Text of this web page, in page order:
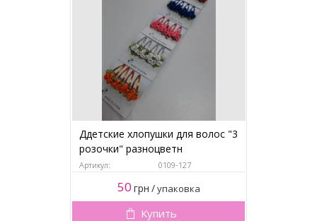
Ддетские хлопушки для волос "3
розочки" разноцветн
Артикул: 0109-127
50 грн /упаковка
Купить